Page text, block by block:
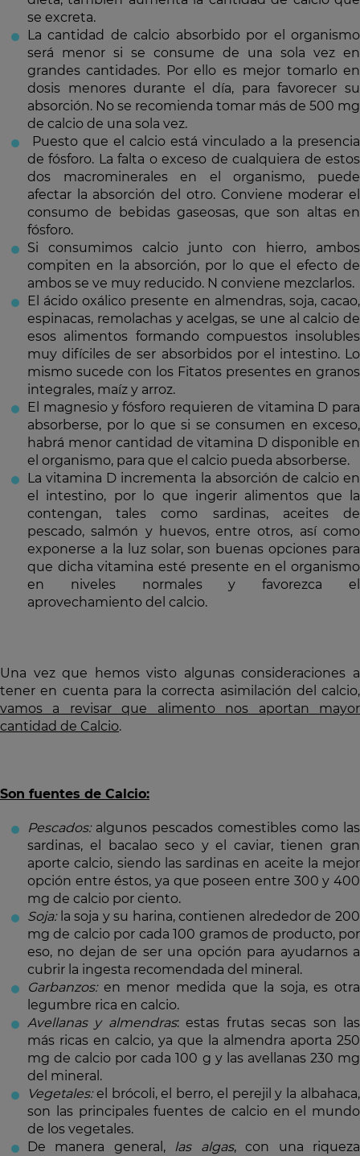
se excreta.
La cantidad de calcio absorbido por el organismo
será menor si se consume de una sola vez en
grandes cantidades. Por ello es mejor tomarlo en
dosis menores durante el día, para favorecer su
absorción. No se recomienda tomar más de 500 mg
de calcio de una sola vez.
Puesto que el calcio está vinculado a la presencia
de fósforo. La falta o exceso de cualquiera de estos
dos macrominerales en el organismo, puede
afectar la absorción del otro. Conviene moderar el
consumo de bebidas gaseosas, que son altas en
fósforo.
Si consumimos calcio junto con hierro, ambos
compiten en la absorción, por lo que el efecto de
ambos se ve muy reducido. N conviene mezclarlos.
El ácido oxálico presente en almendras, soja, cacao,
espinacas, remolachas y acelgas, se une al calcio de
esos alimentos formando compuestos insolubles
muy difíciles de ser absorbidos por el intestino. Lo
mismo sucede con los Fitatos presentes en granos
integrales, maíz y arroz.
El magnesio y fósforo requieren de vitamina D para
absorberse, por lo que si se consumen en exceso,
habrá menor cantidad de vitamina D disponible en
el organismo, para que el calcio pueda absorberse.
La vitamina D incrementa la absorción de calcio en
el intestino, por lo que ingerir alimentos que la
contengan, tales como sardinas, aceites de
pescado, salmón y huevos, entre otros, así como
exponerse a la luz solar, son buenas opciones para
que dicha vitamina esté presente en el organismo
en niveles normales y favorezca el
aprovechamiento del calcio.
Una vez que hemos visto algunas consideraciones a
tener en cuenta para la correcta asimilación del calcio,
vamos a revisar que alimento nos aportan mayor
cantidad de Calcio.
Son fuentes de Calcio:
Pescados:algunos pescados comestibles como las
sardinas, el bacalao seco y el caviar, tienen gran
aporte calcio, siendo las sardinas en aceite la mejor
opción entre éstos, ya que poseen entre 300 y 400
mg de calcio por ciento.
Soja:la soja y su harina, contienen alrededor de 200
mg de calcio por cada 100 gramos de producto, por
eso, no dejan de ser una opción para ayudarnos a
cubrir la ingesta recomendada del mineral.
Garbanzos:en menor medida que la soja, es otra
legumbre rica en calcio.
Avellanas y almendras: estas frutas secas son las
más ricas en calcio, ya que la almendra aporta 250
mg de calcio por cada 100 g y las avellanas 230 mg
del mineral.
Vegetales:el brócoli, el berro, el perejil y la albahaca,
son las principales fuentes de calcio en el mundo
de los vegetales.
De manera general, las algas, con una riqueza